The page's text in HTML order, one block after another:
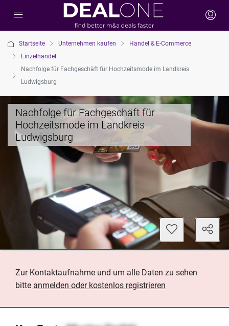
Startseite Unternehmen kaufen
Handel & E-Commerce
Einzelhandel
Nachfolge für Fachgeschäft für Hochzeitsmode im Landkreis
Ludwigsburg
Nachfolge für Fachgeschäft für
Hochzeitsmode im Landkreis
Ludwigsburg
Zur Kontaktaufnahme und um alle Daten zu sehen
bitte anmelden oder kostenlos registrieren